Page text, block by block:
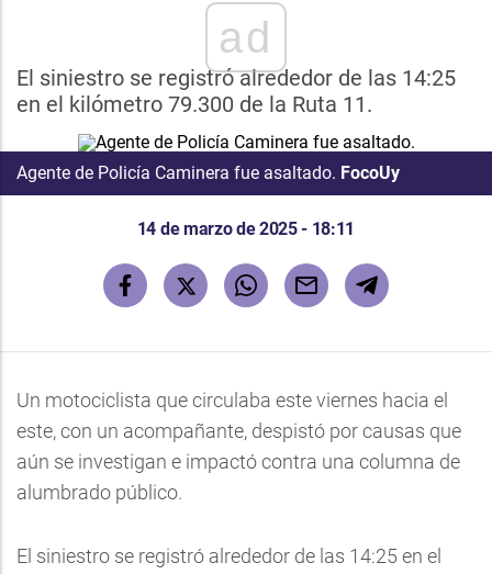
ad
El siniestro se registró alrededor de las 14:25
en el kilómetro 79.300 de la Ruta 11.
Agente de Policía Caminera fue asaltado. FocoUy
14 de marzo de 2025 - 18:11
Un motociclista que circulaba este viernes hacia el
este, con un acompañante, despistó por causas que
aún se investigan e impactó contra una columna de
alumbrado público.
El siniestro se registró alrededor de las 14:25 en el